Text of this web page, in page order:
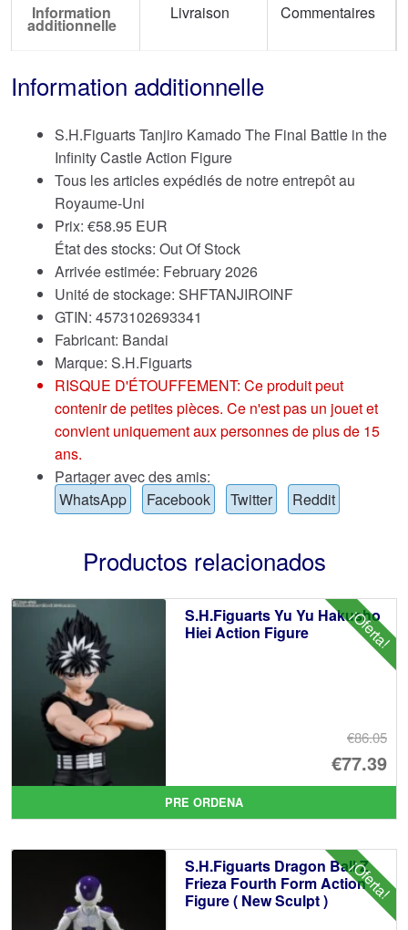
Information
additionnelle
Livraison Commentaires
Information additionnelle
S.H.Figuarts Tanjiro Kamado The Final Battle in the
Infinity Castle Action Figure
Tous les articles expédiés de notre entrepôt au
Royaume-Uni
Prix: €58.95 EUR
État des stocks: Out Of Stock
Arrivée estimée: February 2026
Unité de stockage: SHFTANJIROINF
GTIN: 4573102693341
Fabricant: Bandai
Marque: S.H.Figuarts
RISQUE D'ÉTOUFFEMENT: Ce produit peut
contenir de petites pièces. Ce n'est pas un jouet et
convient uniquement aux personnes de plus de 15
ans.
Partager avec des amis:
WhatsApp
Facebook Twitter Reddit
Productos relacionados
¡Oferta!
S.H.Figuarts Yu Yu Hakusho
Hiei Action Figure
€86.05
El
€77.39
El
PRE ORDENA
¡Oferta!
S.H.Figuarts Dragon Ball Z
Frieza Fourth Form Action
Figure ( New Sculpt )